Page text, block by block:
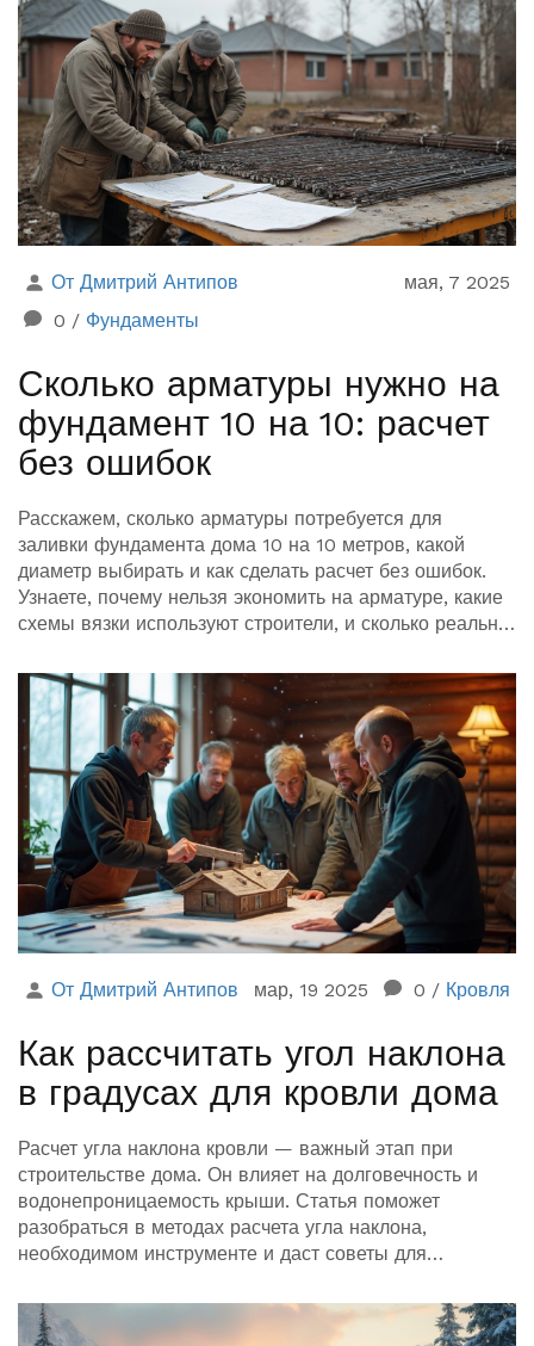
От Дмитрий Антипов
мая, 7 2025
0 / Фундаменты
Сколько арматуры нужно на
фундамент 10 на 10: расчет
без ошибок
Расскажем, сколько арматуры потребуется для
заливки фундамента дома 10 на 10 метров, какой
диаметр выбирать и как сделать расчет без ошибок.
Узнаете, почему нельзя экономить на арматуре, какие
схемы вязки используют строители, и сколько реально
полезные советы, чтобы фундамент прослужил долгие
годы.
От Дмитрий Антипов мар, 19 2025 0 / Кровля
Как рассчитать угол наклона
в градусах для кровли дома
Расчет угла наклона кровли — важный этап при
строительстве дома. Он влияет на долговечность и
водонепроницаемость крыши. Статья поможет
разобраться в методах расчета угла наклона,
необходимом инструменте и даст советы для
климатические условия и материалы при расчете
кровли.